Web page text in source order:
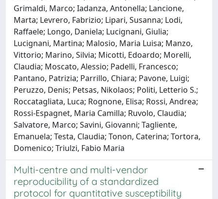
Grimaldi, Marco; Iadanza, Antonella; Lancione,
Marta; Levrero, Fabrizio; Lipari, Susanna; Lodi,
Raffaele; Longo, Daniela; Lucignani, Giulia;
Lucignani, Martina; Malosio, Maria Luisa; Manzo,
Vittorio; Marino, Silvia; Micotti, Edoardo; Morelli,
Claudia; Moscato, Alessio; Padelli, Francesco;
Pantano, Patrizia; Parrillo, Chiara; Pavone, Luigi;
Peruzzo, Denis; Petsas, Nikolaos; Politi, Letterio S.;
Roccatagliata, Luca; Rognone, Elisa; Rossi, Andrea;
Rossi-Espagnet, Maria Camilla; Ruvolo, Claudia;
Salvatore, Marco; Savini, Giovanni; Tagliente,
Emanuela; Testa, Claudia; Tonon, Caterina; Tortora,
Domenico; Triulzi, Fabio Maria
Multi-centre and multi-vendor
reproducibility of a standardized
protocol for quantitative susceptibility